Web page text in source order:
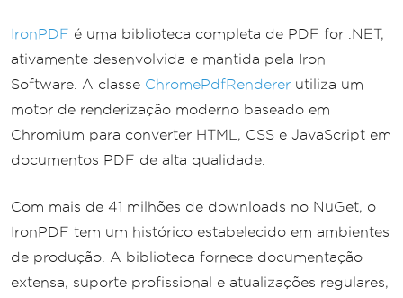
IronPDF é uma biblioteca completa de PDF for .NET,
ativamente desenvolvida e mantida pela Iron
Software. A classe ChromePdfRenderer utiliza um
motor de renderização moderno baseado em
Chromium para converter HTML, CSS e JavaScript em
documentos PDF de alta qualidade.
Com mais de 41 milhões de downloads no NuGet, o
IronPDF tem um histórico estabelecido em ambientes
de produção. A biblioteca fornece documentação
extensa, suporte profissional e atualizações regulares,